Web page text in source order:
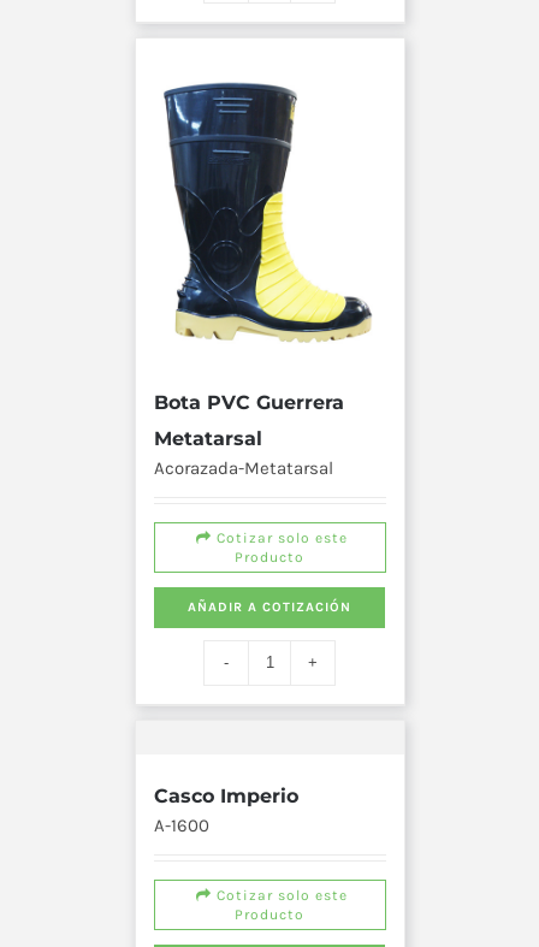
Bota PVC Guerrera
Metatarsal
Acorazada-Metatarsal
Cotizar solo este
Producto
AÑADIR A COTIZACIÓN
Casco Imperio
A-1600
Cotizar solo este
Producto